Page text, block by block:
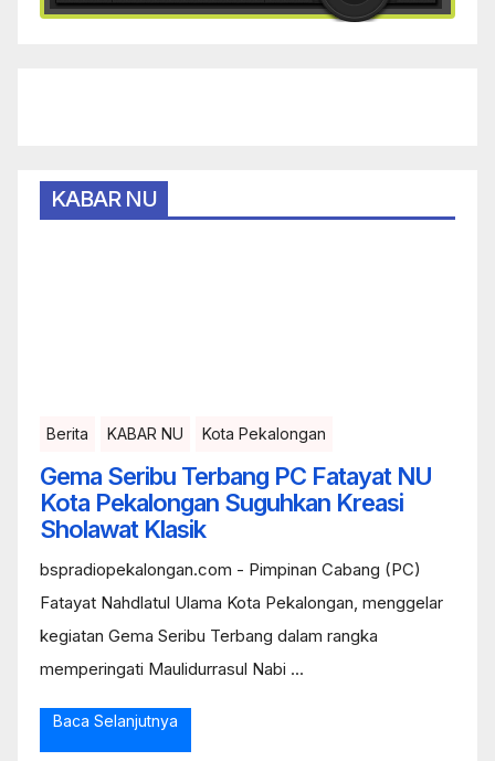
KABAR NU
Berita KABAR NU Kota Pekalongan
Gema Seribu Terbang PC Fatayat NU
Kota Pekalongan Suguhkan Kreasi
Sholawat Klasik
bspradiopekalongan.com - Pimpinan Cabang (PC)
Fatayat Nahdlatul Ulama Kota Pekalongan, menggelar
kegiatan Gema Seribu Terbang dalam rangka
memperingati Maulidurrasul Nabi ...
Baca Selanjutnya